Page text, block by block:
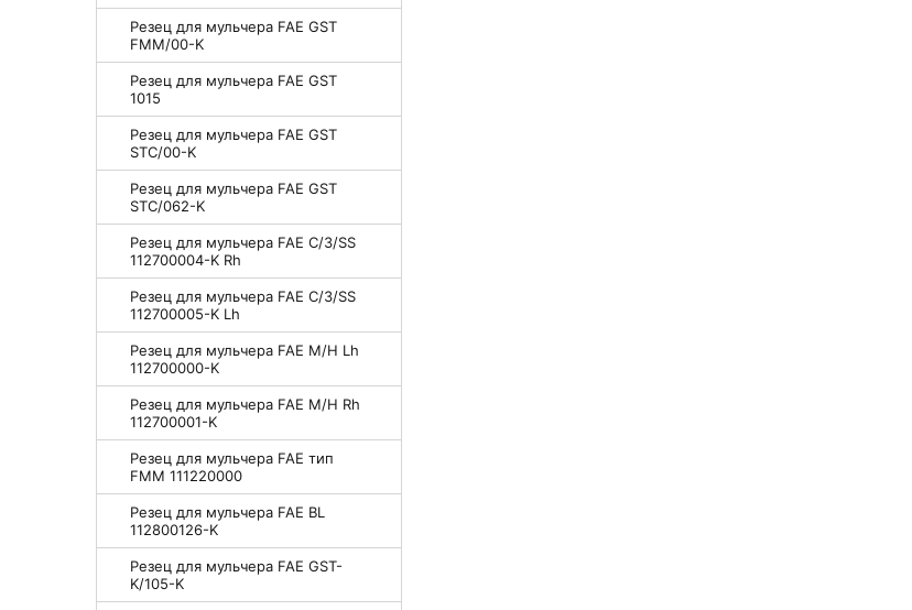
Резец для мульчера FAE GST
FMM/00-K
Резец для мульчера FAE GST
1015
Резец для мульчера FAE GST
STC/00-K
Резец для мульчера FAE GST
STC/062-K
Резец для мульчера FAE C/3/SS
112700004-K Rh
Резец для мульчера FAE C/3/SS
112700005-K Lh
Резец для мульчера FAE M/H Lh
112700000-K
Резец для мульчера FAE M/H Rh
112700001-K
Резец для мульчера FAE тип
FMM 111220000
Резец для мульчера FAE BL
112800126-K
Резец для мульчера FAE GST-
K/105-K